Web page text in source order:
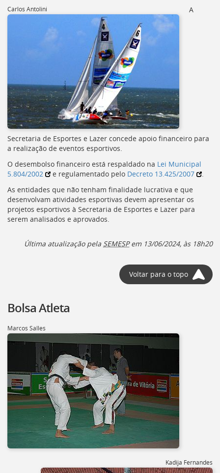
Carlos Antolini A
Secretaria de Esportes e Lazer concede apoio financeiro para
a realização de eventos esportivos.
O desembolso financeiro está respaldado na Lei Municipal
5.804/2002
e regulamentado pelo Decreto 13.425/2007
.
As entidades que não tenham finalidade lucrativa e que
desenvolvam atividades esportivas devem apresentar os
projetos esportivos à Secretaria de Esportes e Lazer para
serem analisados e aprovados.
Última atualização pela SEMESPem 13/06/2024, às 18h20
Voltar para o topo
Bolsa Atleta
Marcos Salles
Kadija Fernandes